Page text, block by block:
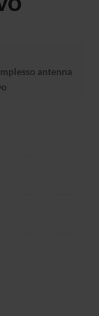
antenna